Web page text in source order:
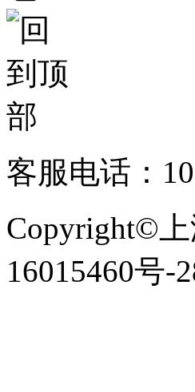
客服电话：
Copyright©
16015460号-